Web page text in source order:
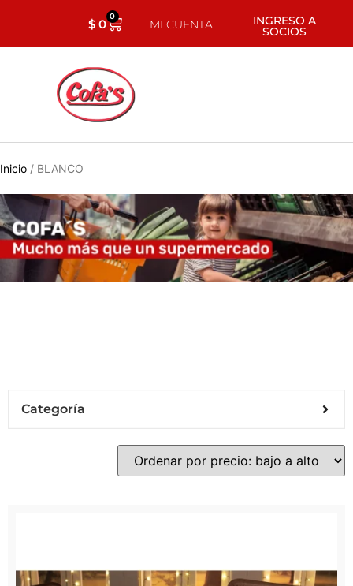
$0 0
MI CUENTA INGRESO A
SOCIOS
Inicio / BLANCO
Categoría